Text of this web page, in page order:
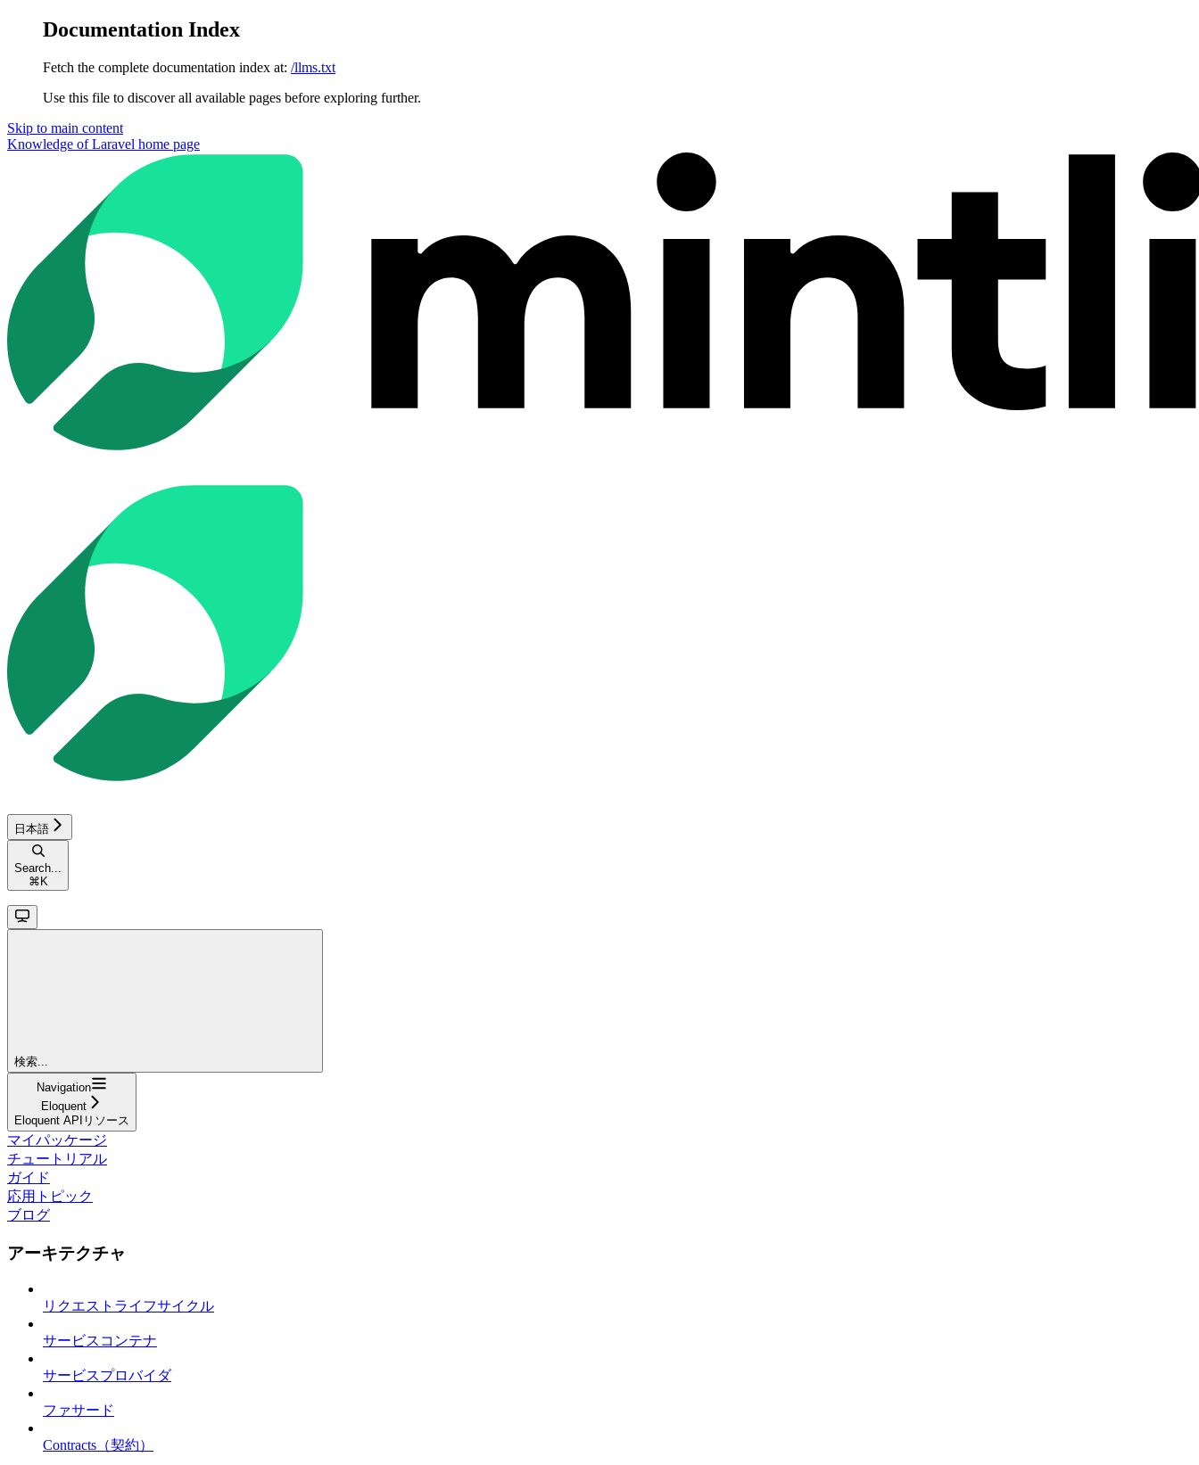
Documentation Index
Fetch the complete documentation index at: /llms.txt
Use this file to discover all available pages before exploring further.
Skip to main content
Knowledge of Laravel home page
日本語
Search...
⌘ K
検索...
Navigation
Eloquent
Eloquent APIリソース
マイパッケージ
チュートリアル
ガイド
応用トピック
ブログ
アーキテクチャ
リクエストライフサイクル
サービスコンテナ
サービスプロバイダ
ファサード
Contracts（契約）